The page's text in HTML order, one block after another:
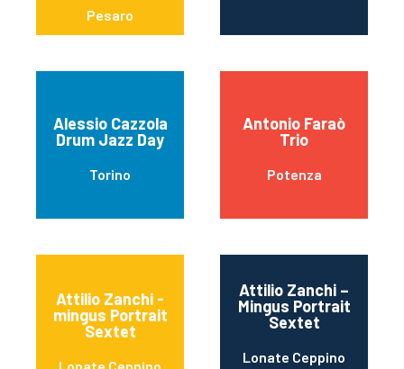
Pesaro
Alessio Cazzola
Drum Jazz Day
Torino
Antonio Faraò
Trio
Potenza
Attilio Zanchi -
mingus Portrait
Sextet
Attilio Zanchi –
Mingus Portrait
Sextet
Lonate Ceppino